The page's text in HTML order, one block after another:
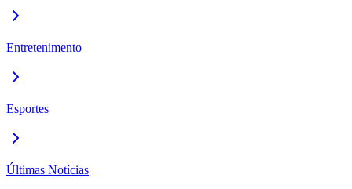
Entretenimento
Esportes
Últimas Notícias